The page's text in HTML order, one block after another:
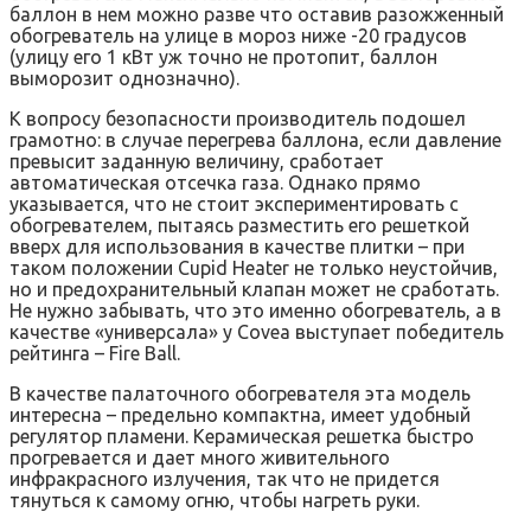
баллон в нем можно разве что оставив разожженный
обогреватель на улице в мороз ниже -20 градусов
(улицу его 1 кВт уж точно не протопит, баллон
выморозит однозначно).
К вопросу безопасности производитель подошел
грамотно: в случае перегрева баллона, если давление
превысит заданную величину, сработает
автоматическая отсечка газа. Однако прямо
указывается, что не стоит экспериментировать с
обогревателем, пытаясь разместить его решеткой
вверх для использования в качестве плитки – при
таком положении Cupid Heater не только неустойчив,
но и предохранительный клапан может не сработать.
Не нужно забывать, что это именно обогреватель, а в
качестве «универсала» у Covea выступает победитель
рейтинга – Fire Ball.
В качестве палаточного обогревателя эта модель
интересна – предельно компактна, имеет удобный
регулятор пламени. Керамическая решетка быстро
прогревается и дает много живительного
инфракрасного излучения, так что не придется
тянуться к самому огню, чтобы нагреть руки.